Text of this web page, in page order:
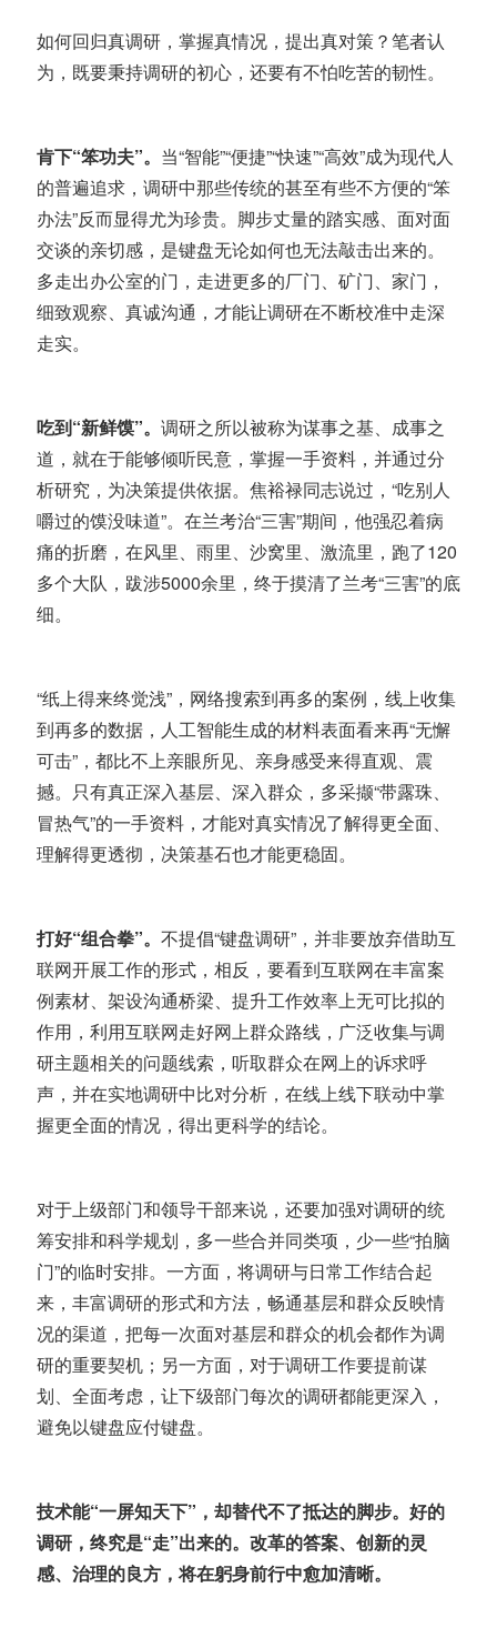
如何回归真调研，掌握真情况，提出真对策？笔者认
为，既要秉持调研的初心，还要有不怕吃苦的韧性。
肯下“笨功夫”。 当“智能”“便捷”“快速”“高效”成为现代人
的普遍追求， 调研中那些传统的甚至有些不方便的“笨
办法”反而显得尤为珍贵。脚步丈量的踏实感、面对面
交谈的亲切感，是键盘无论如何也无法敲击出来的。
多走出办公室的门，走进更多的厂门、矿门、家门，
细致观察、真诚沟通，才能让调研在不断校准中走深
走实。
吃到“新鲜馍”。 调研之所以被称为谋事之基、成事之
道，就在于能够倾听民意，掌握一手资料，并通过分
析研究，为决策提供依据。 焦裕禄同志说过，“吃别人
嚼过的馍没味道”。在兰考治“三害”期间，他强忍着病
痛的折磨，在风里、雨里、沙窝里、激流里， 跑了120
多个大队，跋涉5000余里，终于摸清了兰考“三害”的底
细。
“纸上得来终觉浅”，网络搜索到再多的案例，线上收集
到再多的数据，人工智能生成的材料表面看来再“无懈
可击”，都比不上亲眼所见、亲身感受来得直观、震
撼。只有真正深入基层、深入群众，多采撷“带露珠、
冒热气”的一手资料，才能对真实情况了解得更全面、
理解得更透彻 ，决策基石也才能更稳固。
打好“组合拳”。 不提倡“键盘调研”，并非要放弃借助互
联网开展工作的形式，相反，要看到互联网在丰富案
例素材、架设沟通桥梁、提升工作效率上无可比拟的
作用，利用互联网走好网上群众路线，广泛收集与调
研主题相关的问题线索，听取群众在网上的诉求呼
声，并在实地调研中比对分析，在线上线下联动中掌
握更全面的情况，得出更科学的结论。
对于上级部门和领导干部来说，还要加强对调研的统
筹安排和科学规划，多一些合并同类项，少一些“拍脑
门”的临时安排。一方面，将调研与日常工作结合起
来，丰富调研的形式和方法，畅通基层和群众反映情
况的渠道，把每一次面对基层和群众的机会都作为调
研的重要契机；另一方面，对于调研工作要提前谋
划、全面考虑，让下级部门每次的调研都能更深入，
避免以键盘应付键盘。
技术能“一屏知天下”，却替代不了抵达的脚步。好的
调研，终究是“走”出来的。改革的答案、创新的灵
感、治理的良方，将在躬身前行中愈加清晰。